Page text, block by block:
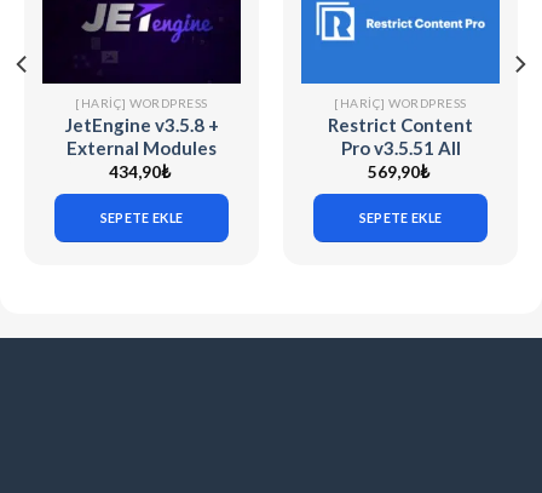
[HARIÇ] WORDPRESS
JetEngine v3.5.8 +
External Modules
(Adding & Editing
Dynamic Content
with Elementor)
434,90₺
SEPETE EKLE
[HARIÇ] WORDPRESS
Restrict Content
Pro v3.5.51 All
Addons
569,90₺
SEPETE EKLE